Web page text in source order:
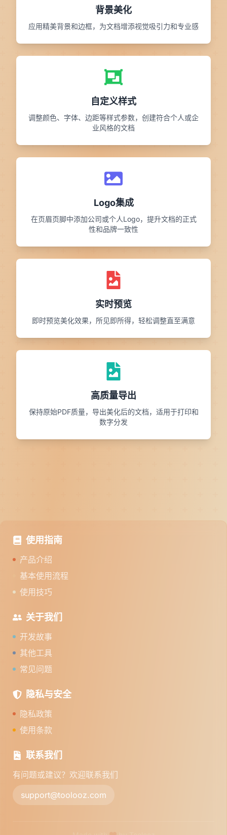
背景美化
应用精美背景和边框，为文档增添视觉吸引力和专业感
自定义样式
调整颜色、字体、边距等样式参数，创建符合个人或企
业风格的文档
Logo集成
在页眉页脚中添加公司或个人Logo，提升文档的正式
性和品牌一致性
实时预览
即时预览美化效果，所见即所得，轻松调整直至满意
高质量导出
保持原始PDF质量，导出美化后的文档，适用于打印和
数字分发
使用指南
产品介绍
基本使用流程
使用技巧
关于我们
开发故事
其他工具
常见问题
隐私与安全
隐私政策
使用条款
联系我们
有问题或建议？欢迎联系我们
support@toolooz.com